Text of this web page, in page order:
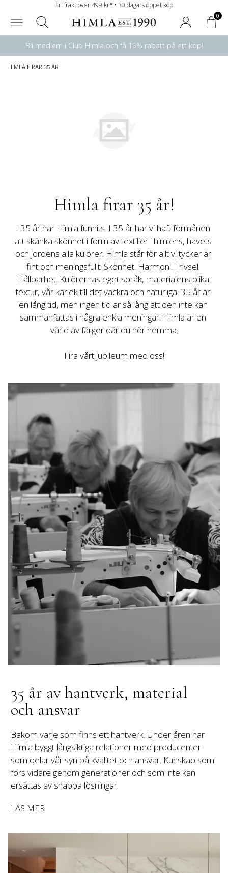
Fri frakt över 499 kr* • 30 dagars öppet köp
0
Bli medlem i Club Himla och få 15% rabatt på ett köp!
HIMLA FIRAR 35 ÅR
Himla firar 35 år!
I 35 år har Himla funnits. I 35 år har vi haft förmånen
att skänka skönhet i form av textilier i himlens, havets
och jordens alla kulörer. Himla står för allt vi tycker är
fint och meningsfullt. Skönhet. Harmoni. Trivsel.
Hållbarhet. Kulörernas eget språk, materialens olika
textur, vår kärlek till det vackra och naturliga. 35 år är
en lång tid, men ingen tid är så lång att den inte kan
sammanfattas i några enkla meningar: Himla är en
Fira vårt jubileum med oss!
35 år av hantverk, material
och ansvar
Bakom varje söm finns ett hantverk. Under åren har
Himla byggt långsiktiga relationer med producenter
som delar vår syn på kvalitet och ansvar. Kunskap som
förs vidare genom generationer och som inte kan
ersättas av snabba lösningar.
LÄS MER